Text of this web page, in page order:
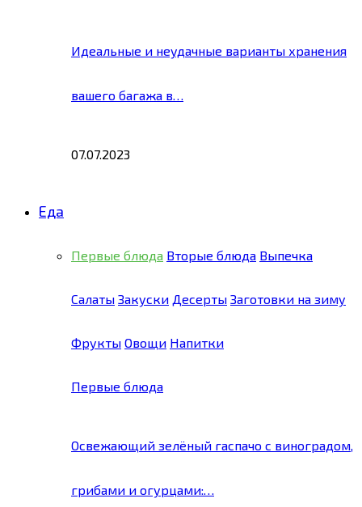
Идеальные и неудачные варианты хранения
вашего багажа в…
07.07.2023
Еда
Первые блюда Вторые блюда Выпечка
Салаты Закуски Десерты Заготовки на зиму
Фрукты Овощи Напитки
Первые блюда
Освежающий зелёный гаспачо с виноградом,
грибами и огурцами:…